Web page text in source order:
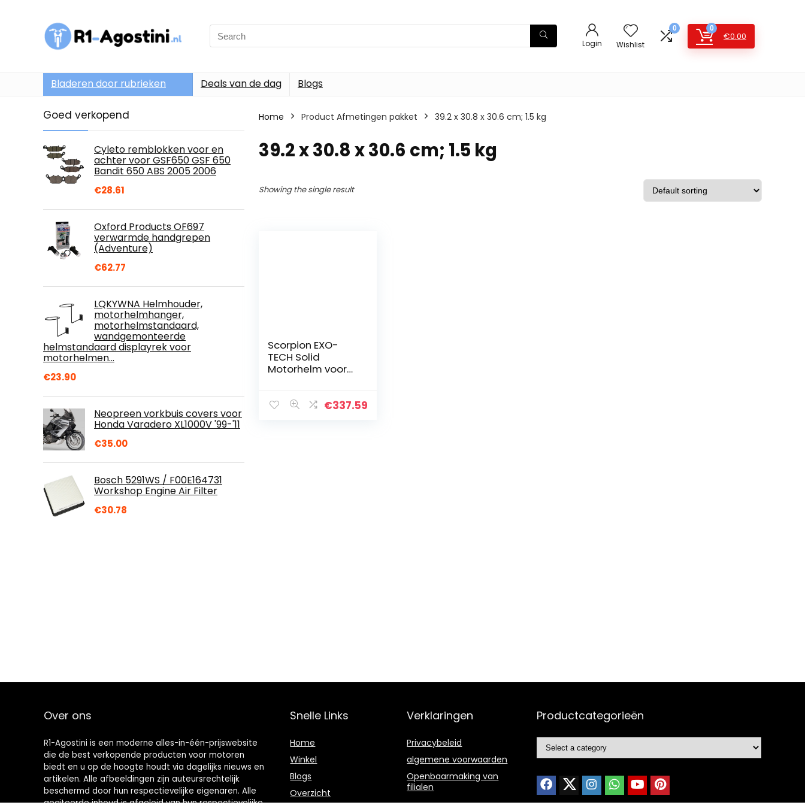
Search
for:
Login Wishlist
0 0
€0.00
Bladeren door rubrieken Deals van de dag Blogs
Goed verkopend
Cyleto remblokken voor en
achter voor GSF650 GSF 650
Bandit 650 ABS 2005 2006
€28.61
Oxford Products OF697
verwarmde handgrepen
(Adventure)
€62.77
LQKYWNA Helmhouder,
motorhelmhanger,
motorhelmstandaard,
wandgemonteerde
helmstandaard displayrek voor
motorhelmen…
€23.90
Neopreen vorkbuis covers voor
Honda Varadero XL1000V '99-'11
€35.00
Bosch 5291WS / F00E164731
Workshop Engine Air Filter
€30.78
Home Product Afmetingen pakket 39.2 x 30.8 x 30.6 cm; 1.5 kg
39.2 x 30.8 x 30.6 cm; 1.5 kg
Showing the single result
Scorpion EXO-
TECH Solid
Motorhelm voor
€337.59
Over ons
R1-Agostini is een moderne alles-in-één-prijswebsite
die de best verkopende producten voor motoren
biedt en u op de hoogte houdt via dagelijks nieuws en
artikelen. Alle afbeeldingen zijn auteursrechtelijk
beschermd door hun respectievelijke eigenaren. Alle
geciteerde inhoud is afgeleid van hun respectievelijke
Snelle Links
Home
Winkel
Blogs
Overzicht
Verklaringen
Privacybeleid
algemene voorwaarden
Openbaarmaking van
filialen
Productcategorieën